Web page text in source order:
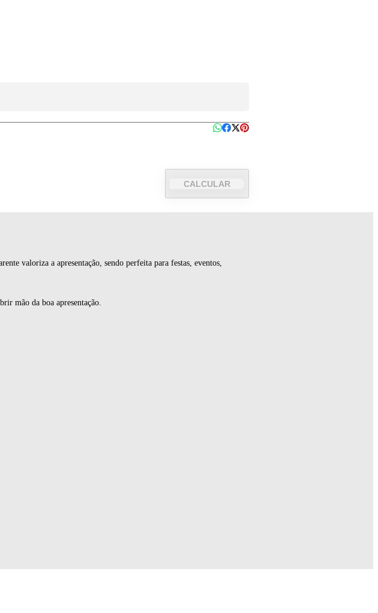
CALCULAR
valoriza a apresentação, sendo perfeita para festas, eventos,
mão da boa apresentação.